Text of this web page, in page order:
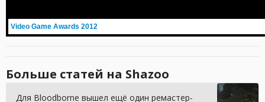
Video Game Awards 2012
Больше статей на Shazoo
Для Bloodborne вышел ещё один ремастер-